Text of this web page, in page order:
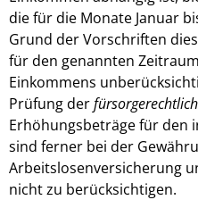
die für die Monate Januar
Grund der Vorschriften
für den genannten
Einkommens
Prüfung der
Erhöhungsbeträge für den
sind ferner bei der
Arbeitslosenversicherung
nicht zu berücksichtigen.